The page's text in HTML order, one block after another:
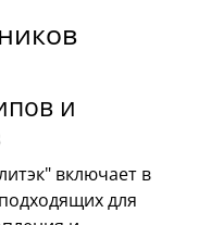
и
включает в
для